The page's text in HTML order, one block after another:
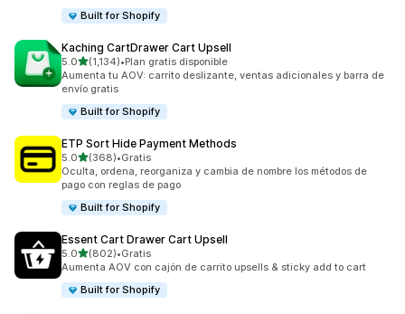
Built for Shopify
Kaching CartDrawer Cart Upsell
5.0de 5 estrellas
(1,134)
1134 reseñas en total
•Plan gratis disponible
Aumenta tu AOV: carrito deslizante, ventas adicionales y barra de
envío gratis
Built for Shopify
ETP Sort Hide Payment Methods
5.0de 5 estrellas
(368)
368 reseñas en total
•Gratis
Oculta, ordena, reorganiza y cambia de nombre los métodos de
pago con reglas de pago
Built for Shopify
Essent Cart Drawer Cart Upsell
5.0de 5 estrellas
(802)
802 reseñas en total
•Gratis
Aumenta AOV con cajón de carrito upsells & sticky add to cart
Built for Shopify